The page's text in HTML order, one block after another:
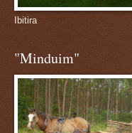
Ibitira
"Minduim"